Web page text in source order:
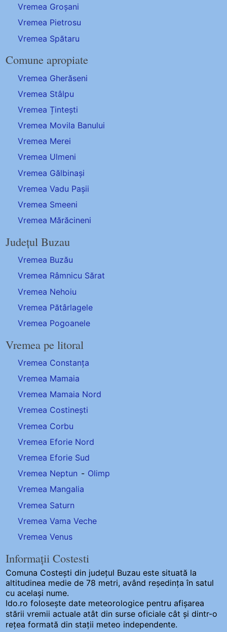
Vremea Groșani
Vremea Pietrosu
Vremea Spătaru
Comune apropiate
Vremea Gherăseni
Vremea Stâlpu
Vremea Țintești
Vremea Movila Banului
Vremea Merei
Vremea Ulmeni
Vremea Gălbinași
Vremea Vadu Pașii
Vremea Smeeni
Vremea Mărăcineni
Județul Buzau
Vremea Buzău
Vremea Râmnicu Sărat
Vremea Nehoiu
Vremea Pătârlagele
Vremea Pogoanele
Vremea pe litoral
Vremea Constanța
Vremea Mamaia
Vremea Mamaia Nord
Vremea Costinești
Vremea Corbu
Vremea Eforie Nord
Vremea Eforie Sud
Vremea Neptun - Olimp
Vremea Mangalia
Vremea Saturn
Vremea Vama Veche
Vremea Venus
Informații Costesti
Comuna Costești din județul Buzau este situată la
altitudinea medie de 78 metri, având reședința în satul
cu același nume.
Ido.ro folosește date meteorologice pentru afișarea
stării vremii actuale atât din surse oficiale cât și dintr-o
rețea formată din stații meteo independente.